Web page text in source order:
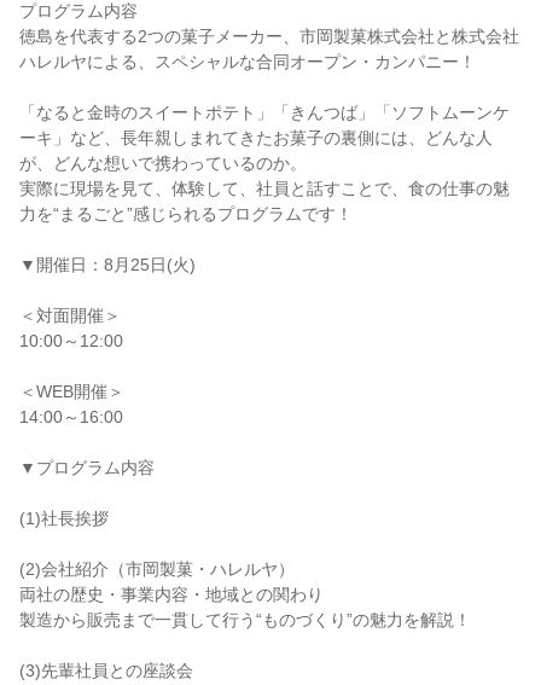
プログラム内容
徳島を代表する2つの菓子メーカー、市岡製菓株式会社と株式会社
ハレルヤによる、スペシャルな合同オープン・カンパニー！
「なると金時のスイートポテト」「きんつば」「ソフトムーンケ
ーキ」など、長年親しまれてきたお菓子の裏側には、どんな人
が、どんな想いで携わっているのか。
実際に現場を見て、体験して、社員と話すことで、食の仕事の魅
力を“まるごと”感じられるプログラムです！
▼開催日：8月25日(火)
＜対面開催＞
10:00～12:00
＜WEB開催＞
14:00～16:00
▼プログラム内容
(1)社長挨拶
(2)会社紹介（市岡製菓・ハレルヤ）
両社の歴史・事業内容・地域との関わり
製造から販売まで一貫して行う“ものづくり”の魅力を解説！
(3)先輩社員との座談会